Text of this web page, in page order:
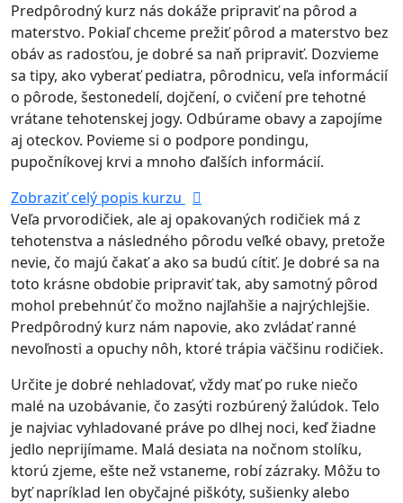
Predpôrodný kurz nás dokáže pripraviť na pôrod a
materstvo. Pokiaľ chceme prežiť pôrod a materstvo bez
obáv as radosťou, je dobré sa naň pripraviť. Dozvieme
sa tipy, ako vyberať pediatra, pôrodnicu, veľa informácií
o pôrode, šestonedelí, dojčení, o cvičení pre tehotné
vrátane tehotenskej jogy. Odbúrame obavy a zapojíme
aj oteckov. Povieme si o podpore pondingu,
pupočníkovej krvi a mnoho ďalších informácií.
Zobraziť celý popis kurzu
Veľa prvorodičiek, ale aj opakovaných rodičiek má z
tehotenstva a následného pôrodu veľké obavy, pretože
nevie, čo majú čakať a ako sa budú cítiť. Je dobré sa na
toto krásne obdobie pripraviť tak, aby samotný pôrod
mohol prebehnúť čo možno najľahšie a najrýchlejšie.
Predpôrodný kurz nám napovie, ako zvládať ranné
nevoľnosti a opuchy nôh, ktoré trápia väčšinu rodičiek.
Určite je dobré nehladovať, vždy mať po ruke niečo
malé na uzobávanie, čo zasýti rozbúrený žalúdok. Telo
je najviac vyhladované práve po dlhej noci, keď žiadne
jedlo neprijímame. Malá desiata na nočnom stolíku,
ktorú zjeme, ešte než vstaneme, robí zázraky. Môžu to
byť napríklad len obyčajné piškóty, sušienky alebo